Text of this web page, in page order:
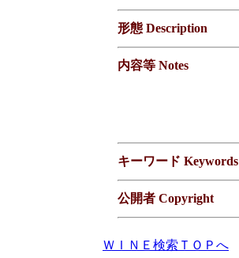
形態 Description
内容等 Notes
キーワード Keywords
公開者 Copyright
ＷＩＮＥ検索ＴＯＰへ